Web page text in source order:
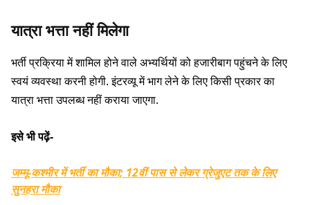
यात्रा भत्ता नहीं मिलेगा
भर्ती प्रक्रिया में शामिल होने वाले अभ्यर्थियों को हजारीबाग पहुंचने के लिए
स्वयं व्यवस्था करनी होगी. इंटरव्यू में भाग लेने के लिए किसी प्रकार का
यात्रा भत्ता उपलब्ध नहीं कराया जाएगा.
इसे भी पढ़ें-
जम्मू-कश्मीर में भर्ती का मौका; 12वीं पास से लेकर ग्रेजुएट तक के लिए
सुनहरा मौका